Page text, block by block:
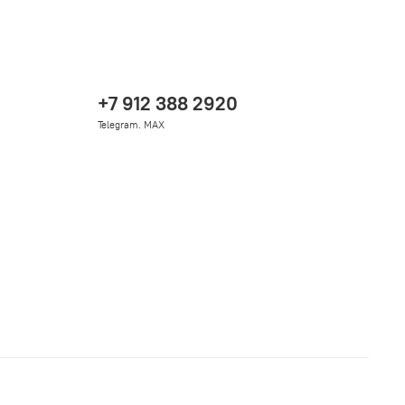
+7 912 388 2920
Telegram. MAX